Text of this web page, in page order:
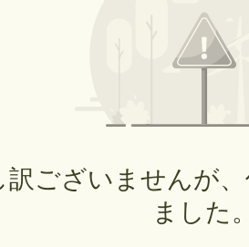
訳ございませんが
ました。